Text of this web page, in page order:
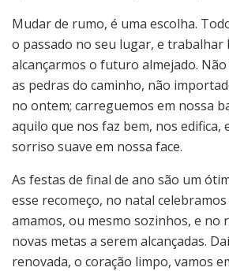
Mudar de rumo, é uma escolha.
o passado no seu lugar, e trabalhar
alcançarmos o futuro almejado.
as pedras do caminho, não
no ontem; carreguemos em nossa
aquilo que nos faz bem, nos edifica,
sorriso suave em nossa face.
As festas de final de ano são um
esse recomeço, no natal
amamos, ou mesmo sozinhos, e no
novas metas a serem alcançadas.
renovada, o coração limpo, vamos